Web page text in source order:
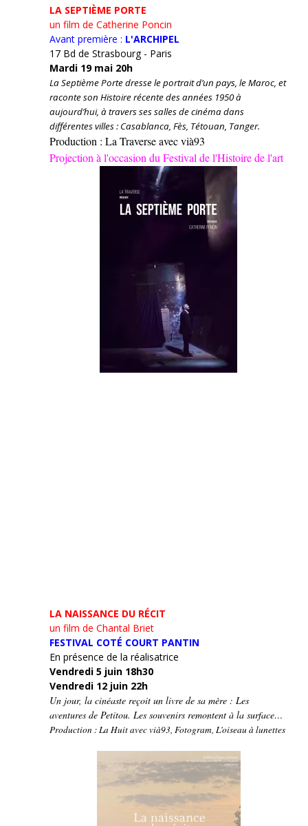
LA SEPTIÈME PORTE
un film de Catherine Poncin
Avant première : L'ARCHIPEL
17 Bd de Strasbourg - Paris
Mardi 19 mai 20h
La Septième Porte dresse le portrait d’un pays, le Maroc, et
raconte son Histoire récente des années 1950 à
aujourd’hui, à travers ses salles de cinéma dans
différentes villes : Casablanca, Fès, Tétouan, Tanger.
Production : La Traverse avec vià93
Projection à l'occasion du Festival de l'Histoire de l'art
LA NAISSANCE DU RÉCIT
un film de Chantal Briet
FESTIVAL COTÉ COURT PANTIN
En présence de la réalisatrice
Vendredi 5 juin 18h30
Vendredi 12 juin 22h
Un jour, la cinéaste reçoit un livre de sa mère : Les
aventures de Petitou. Les souvenirs remontent à la surface…
Production : La Huit avec vià93, Fotogram, L’oiseau à lunettes